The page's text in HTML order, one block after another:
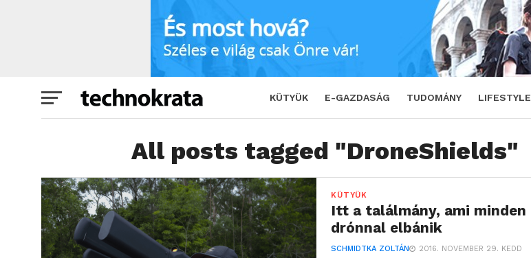
KÜTYÜK E-GAZDASÁG TUDOMÁNY LIFESTYLE
All posts tagged "DroneShields"
KÜTYÜK
Itt a találmány, ami minden
drónnal elbánik
SCHMIDTKA ZOLTÁN 2016. NOVEMBER 29. KEDD